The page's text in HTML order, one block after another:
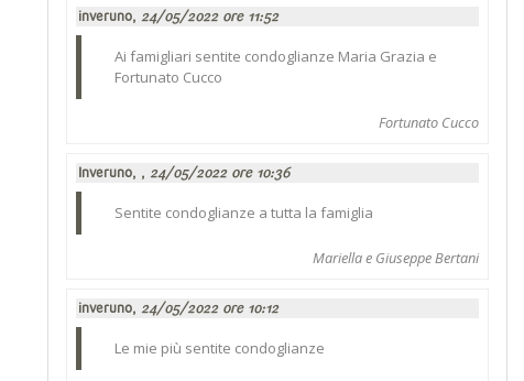
inveruno, 24/05/2022 ore 11:52
Ai famigliari sentite condoglianze Maria Grazia e
Fortunato Cucco
Fortunato Cucco
Inveruno, , 24/05/2022 ore 10:36
Sentite condoglianze a tutta la famiglia
Mariella e Giuseppe Bertani
inveruno, 24/05/2022 ore 10:12
Le mie più sentite condoglianze